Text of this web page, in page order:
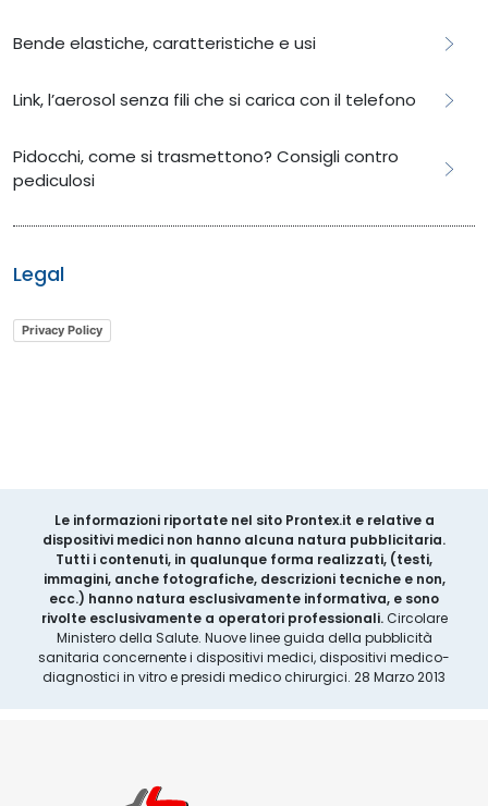
Bende elastiche, caratteristiche e usi
Link, l’aerosol senza fili che si carica con il telefono
​​​​Pidocchi, come si trasmettono? Consigli contro
pediculosi
Legal
Privacy Policy
Le informazioni riportate nel sito Prontex.it e relative a
dispositivi medici non hanno alcuna natura pubblicitaria.
Tutti i contenuti, in qualunque forma realizzati, (testi,
immagini, anche fotografiche, descrizioni tecniche e non,
ecc.) hanno natura esclusivamente informativa, e sono
rivolte esclusivamente a operatori professionali.Circolare
Ministero della Salute. Nuove linee guida della pubblicità
sanitaria concernente i dispositivi medici, dispositivi medico-
diagnostici in vitro e presidi medico chirurgici. 28 Marzo 2013